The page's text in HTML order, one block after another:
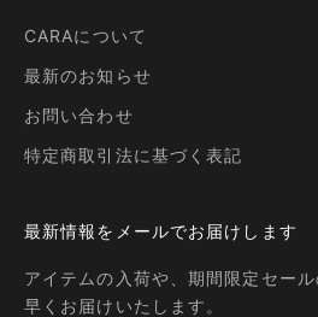
CARAについて
最新のお知らせ
お問い合わせ
特定商取引法に基づく表記
最新情報をメールでお届けします
アイテムの入荷や、期間限定セー
早くお届けいたします。